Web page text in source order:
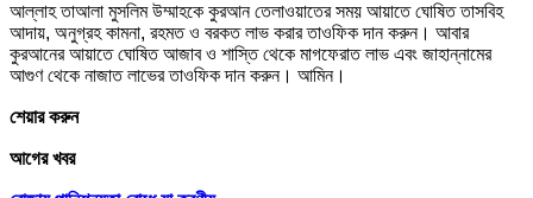
আল্লাহ তাআলা মুসলিম উম্মাহকে কুরআন তেলাওয়াতের সময় আয়াতে ঘোষিত তাসবিহ
আদায়, অনুগ্রহ কামনা, রহমত ও বরকত লাভ করার তাওফিক দান করুন। আবার
কুরআনের আয়াতে ঘোষিত আজাব ও শাস্তি থেকে মাগফেরাত লাভ এবং জাহান্নামের
আগুণ থেকে নাজাত লাভের তাওফিক দান করুন। আমিন।
শেয়ার করুন
আগের খবর